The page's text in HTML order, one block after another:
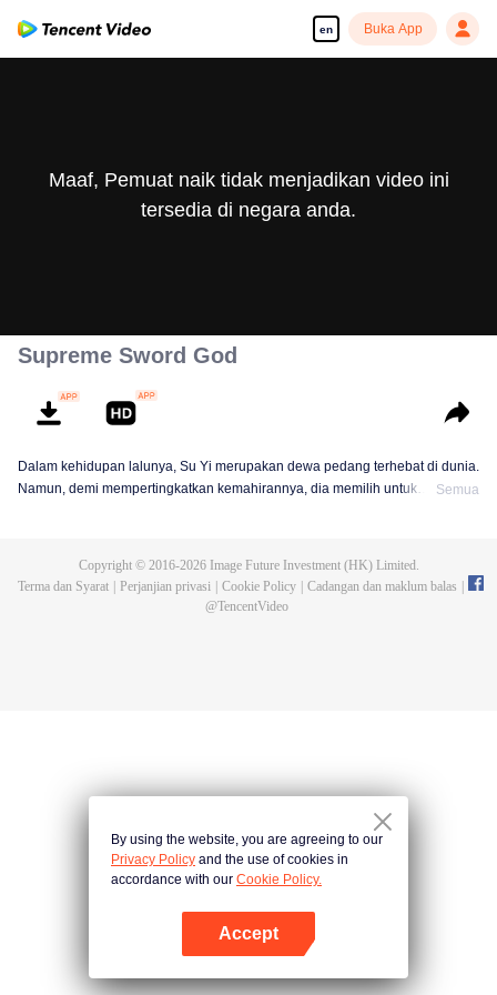
en Buka App
Maaf, Pemuat naik tidak menjadikan video ini
tersedia di negara anda.
Supreme Sword God
Dalam kehidupan lalunya, Su Yi merupakan dewa pedang terhebat di dunia.
Namun, demi mempertingkatkan kemahirannya, dia memilih untuk
kuasa kultivasinya dan terpaksa menjadi menantu tinggal serumah. Setahun
kemudian, ingatannya dari kehidupan lalu kembali, dan kebangkitannya pun
Semua
Copyright © 2016-2026Image Future Investment (HK) Limited.
Terma dan Syarat
Perjanjian privasi Cookie Policy Cadangan dan maklum balas
@TencentVideo
By using the website, you are agreeing to our
Privacy Policy and the use of cookies in
accordance with our Cookie Policy.
Accept